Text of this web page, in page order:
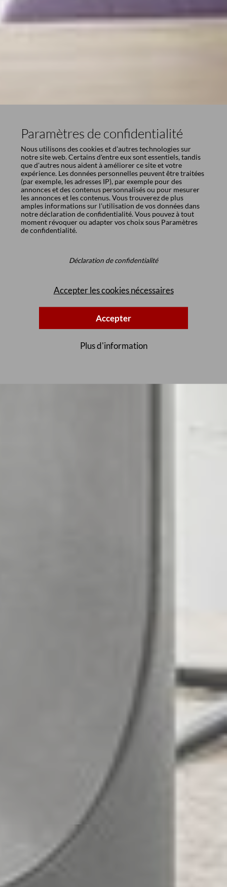
Paramètres de confidentialité
Nous utilisons des cookies et d'autres technologies sur
notre site web. Certains d'entre eux sont essentiels, tandis
que d'autres nous aident à améliorer ce site et votre
expérience. Les données personnelles peuvent être traitées
(par exemple, les adresses IP), par exemple pour des
annonces et des contenus personnalisés ou pour mesurer
les annonces et les contenus. Vous trouverez de plus
amples informations sur l'utilisation de vos données dans
notredéclaration de confidentialité. Vous pouvez à tout
moment révoquer ou adapter vos choix sous Paramètres
de confidentialité.
Déclaration de confidentialité
Accepter les cookies nécessaires
Accepter
Plus d'information